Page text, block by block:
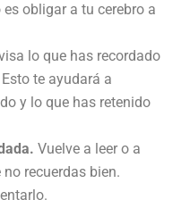
obligar a tu cerebro a
lo que has recordado
te ayudará a
y lo que has retenido
Vuelve a leer o a
recuerdas bien.